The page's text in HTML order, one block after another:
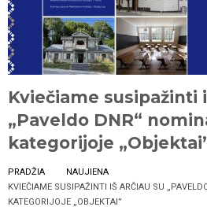
Kviečiame susipažinti
„Paveldo DNR“
kategorijoje
PRADŽIA
NAUJIENA
KVIEČIAME SUSIPAŽINTI IŠ ARČIAU SU
KATEGORIJOJE „OBJEKTAI”